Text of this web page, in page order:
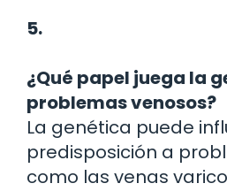
5.
¿Qué papel juega la
problemas venosos?
La genética puede
predisposición a
como las venas